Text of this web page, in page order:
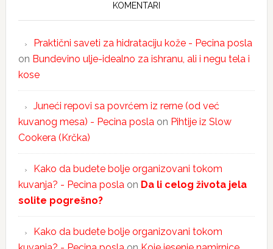
KOMENTARI
Praktični saveti za hidrataciju kože - Pecina posla
on Bundevino ulje-idealno za ishranu, ali i negu tela i
kose
Juneći repovi sa povrćem iz rerne (od već
kuvanog mesa) - Pecina poslaon Pihtije iz Slow
Cookera (Krčka)
Kako da budete bolje organizovani tokom
kuvanja? - Pecina poslaon Da li celog života jela
solite pogrešno?
Kako da budete bolje organizovani tokom